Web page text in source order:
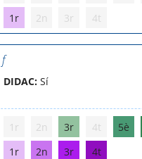
1r 2n 3r 4t
f
DIDAC: Sí
1r 2n 3r 4t 5è
1r 2n 3r 4t